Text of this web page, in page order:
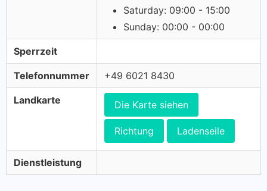
Saturday: 09:00 - 15:00
Sunday: 00:00 - 00:00
Sperrzeit
Telefonnummer +49 6021 8430
Landkarte Die Karte siehen
Richtung Ladenseile
Dienstleistung